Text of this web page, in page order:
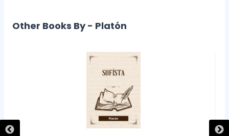
Other Books By - Platón